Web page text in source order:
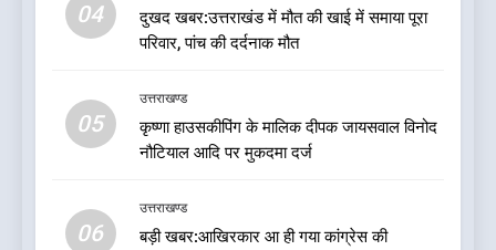
04
दुखद खबर:उत्तराखंड में मौत की खाई में समाया पूरा
परिवार, पांच की दर्दनाक मौत
05
उत्तराखण्ड
कृष्णा हाउसकीपिंग के मालिक दीपक जायसवाल विनोद
नौटियाल आदि पर मुकदमा दर्ज
06
उत्तराखण्ड
बड़ी खबर:आखिरकार आ ही गया कांग्रेस की
देखें वीडियो:कांग्रेस का 2027 के
चुनाव जीतने पर फोकस पूरा, लेकिन
1
बड़ी खबर:16 करोड़ के पुल मामले में